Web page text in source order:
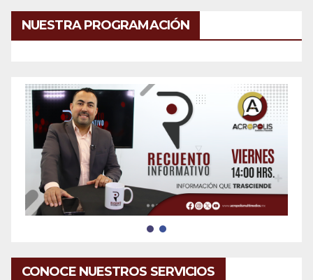
NUESTRA PROGRAMACIÓN
CONOCE NUESTROS SERVICIOS